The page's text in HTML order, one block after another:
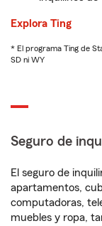
Explora Ting
* El programa Ting de
SD ni WY
Seguro de
El seguro de
apartamentos,
computadoras,
muebles y ropa,